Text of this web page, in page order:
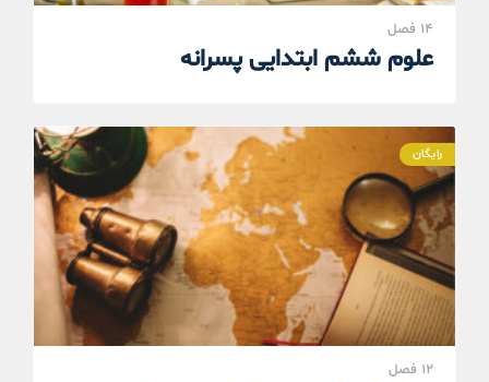
14 فصل
علوم ششم ابتدایی پسرانه
رایگان
12 فصل